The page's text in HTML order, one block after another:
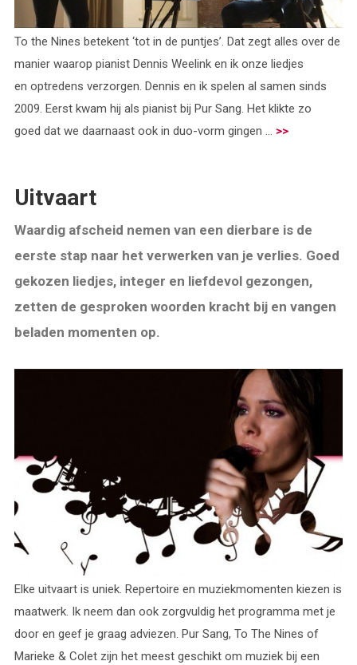
To the Nines betekent ‘tot in de puntjes’. Dat zegt alles over de
manier waarop pianist Dennis Weelink en ik onze liedjes
en optredens verzorgen. Dennis en ik spelen al samen sinds
2009. Eerst kwam hij als pianist bij Pur Sang. Het klikte zo
goed dat we daarnaast ook in duo-vorm gingen ... >>
Uitvaart
Waardig afscheid nemen van een dierbare is de
eerste stap naar het verwerken van je verlies. Goed
gekozen liedjes, integer en liefdevol gezongen,
zetten de gesproken woorden kracht bij en vangen
beladen momenten op.
Elke uitvaart is uniek. Repertoire en muziekmomenten kiezen is
maatwerk. Ik neem dan ook zorgvuldig het programma met je
door en geef je graag adviezen. Pur Sang, To The Nines of
Marieke & Colet zijn het meest geschikt om muziek bij een